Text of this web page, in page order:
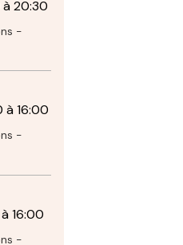
à 20:30
-
à 16:00
-
à 16:00
-